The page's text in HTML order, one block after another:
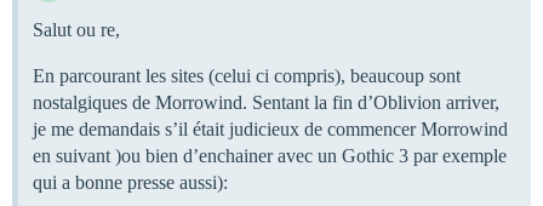
Salut ou re,
En parcourant les sites (celui ci compris), beaucoup sont
nostalgiques de Morrowind. Sentant la fin d’Oblivion arriver,
je me demandais s’il était judicieux de commencer Morrowind
en suivant )ou bien d’enchainer avec un Gothic 3 par exemple
qui a bonne presse aussi):